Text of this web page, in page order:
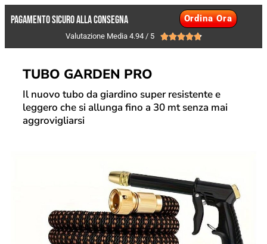
PAGAMENTO SICURO ALLA CONSEGNA Ordina Ora
Valutazione Media 4.94 / 5 
TUBO GARDEN PRO
Il nuovo tubo da giardino super resistente e
leggero che si allunga fino a 30 mt senza mai
aggrovigliarsi